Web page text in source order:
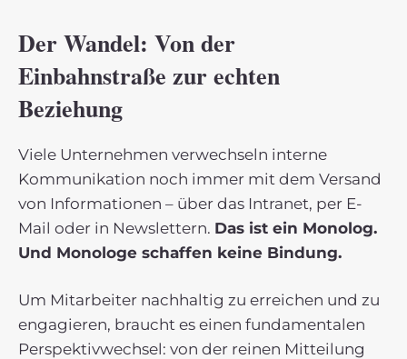
Der Wandel: Von der
Einbahnstraße zur echten
Beziehung
Viele Unternehmen verwechseln interne
Kommunikation noch immer mit dem Versand
von Informationen – über das Intranet, per E-
Mail oder in Newslettern. Das ist ein Monolog.
Und Monologe schaffen keine Bindung.
Um Mitarbeiter nachhaltig zu erreichen und zu
engagieren, braucht es einen fundamentalen
Perspektivwechsel: von der reinen Mitteilung